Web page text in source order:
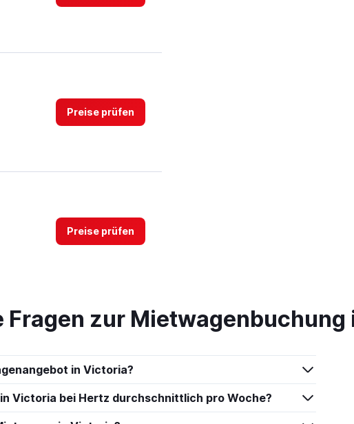
Preise prüfen
Preise prüfen
A-Car
zur Mietwagenbuchung
in Victoria?
Victoria bei Hertz durchschnittlich pro Woche?